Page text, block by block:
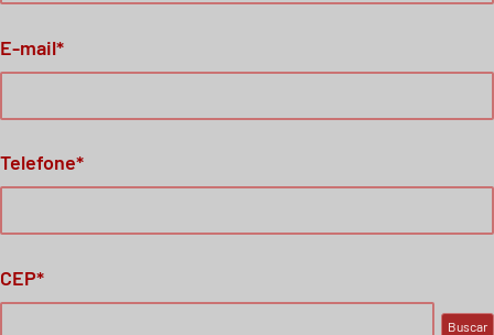
E-mail*
Telefone*
CEP*
Buscar